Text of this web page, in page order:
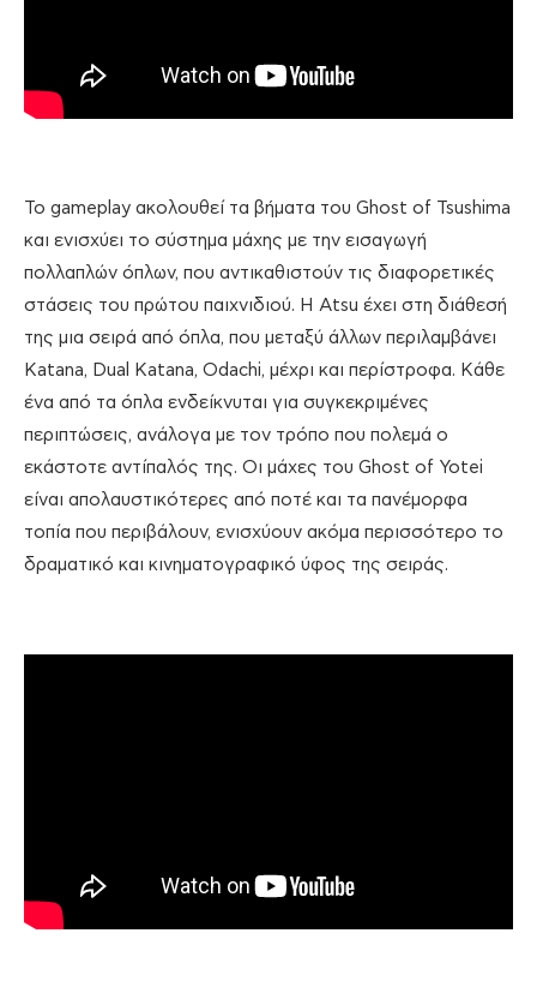
Το gameplay ακολουθεί τα βήματα του Ghost of Tsushima
και ενισχύει το σύστημα μάχης με την εισαγωγή
πολλαπλών όπλων, που αντικαθιστούν τις διαφορετικές
στάσεις του πρώτου παιχνιδιού. Η Atsu έχει στη διάθεσή
της μια σειρά από όπλα, που μεταξύ άλλων περιλαμβάνει
Katana, Dual Katana, Odachi, μέχρι και περίστροφα. Κάθε
ένα από τα όπλα ενδείκνυται για συγκεκριμένες
περιπτώσεις, ανάλογα με τον τρόπο που πολεμά ο
εκάστοτε αντίπαλός της. Οι μάχες του Ghost of Yotei
είναι απολαυστικότερες από ποτέ και τα πανέμορφα
τοπία που περιβάλουν, ενισχύουν ακόμα περισσότερο το
δραματικό και κινηματογραφικό ύφος της σειράς.